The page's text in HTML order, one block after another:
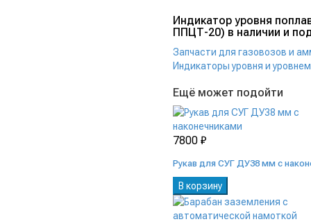
Индикатор уровня
ППЦТ-20) в наличии и
Запчасти для газовозов и
Индикаторы уровня и
Ещё может подойти
7800 ₽
Рукав для СУГ ДУ38 мм с
В корзину